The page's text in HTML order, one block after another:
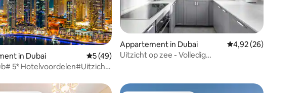
van 5 op 5, 20 recensies
in Dubai Gemiddelde beoordeling van 5 op 5, 49 recensies
5 (49)
5* Hotelvoordelen#Uitzicht
Appartement in Dubai Gemiddelde
4,92 (26)
Uitzicht op zee - Volledig